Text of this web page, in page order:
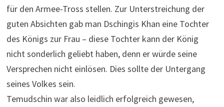
für den Armee-Tross stellen. Zur Unterstreichung der
guten Absichten gab man Dschingis Khan eine Tochter
des Königs zur Frau – diese Tochter kann der König
nicht sonderlich geliebt haben, denn er würde seine
Versprechen nicht einlösen. Dies sollte der Untergang
seines Volkes sein.
Temudschin war also leidlich erfolgreich gewesen,